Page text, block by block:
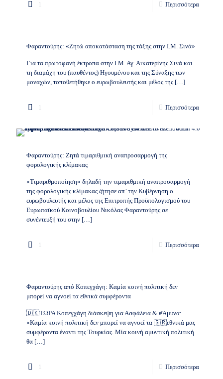
1 Περισσότερα
Φαραντούρης: «Ζητώ αποκατάσταση της τάξης στην Ι.Μ. Σινά»
Για τα πρωτοφανή έκτροπα στην Ι.Μ. Αγ. Αικατερίνης Σινά και
τη διαμάχη του (παυθέντος) Ηγουμένου και της Σύναξης των
μοναχών, τοποθετήθηκε ο ευρωβουλευτής και μέλος της […]
1 Περισσότερα
Φαραντούρης: Ζητά τιμαριθμική αναπροσαρμογή της
φορολογικής κλίμακας
«Τιμαριθμοποίηση» δηλαδή την τιμαριθμική αναπροσαρμογή
της φορολογικής κλίμακας ζήτησε απ’ την Κυβέρνηση ο
ευρωβουλευτής και μέλος της Επιτροπής Προϋπολογισμού του
Ευρωπαϊκού Κοινοβουλίου Νικόλας Φαραντούρης σε
συνέντευξή του στην […]
1 Περισσότερα
Φαραντούρης από Κοπεγχάγη: Καμία κοινή πολιτική δεν
μπορεί να αγνοεί τα εθνικά συμφέροντα
🇩🇰ΤΩΡΑ Κοπεγχάγη διάσκεψη για Ασφάλεια & #Άμυνα:
«Καμία κοινή πολιτική δεν μπορεί να αγνοεί τα 🇬🇷εθνικά μας
συμφέροντα έναντι της Τουρκίας. Μία κοινή αμυντική πολιτική
θα […]
1 Περισσότερα